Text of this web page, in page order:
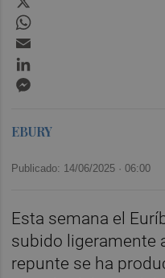
EBURY
Publicado: 14/06/2025 ·06:00
Esta semana el
subido ligeramente
repunte se ha